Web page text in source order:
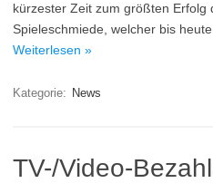
kürzester Zeit zum größten Erfolg
Spieleschmiede, welcher bis
Weiterlesen »
Kategorie: News
TV-/Video-